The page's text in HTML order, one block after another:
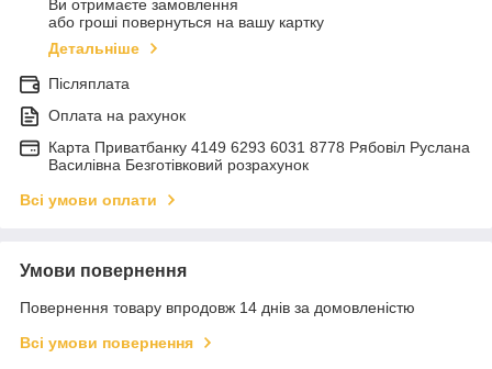
Ви отримаєте замовлення
або гроші повернуться на вашу картку
Детальніше
Післяплата
Оплата на рахунок
Карта Приватбанку 4149 6293 6031 8778 Рябовіл Руслана
Василівна Безготівковий розрахунок
Всі умови оплати
Умови повернення
Повернення товару впродовж 14 днів за домовленістю
Всі умови повернення